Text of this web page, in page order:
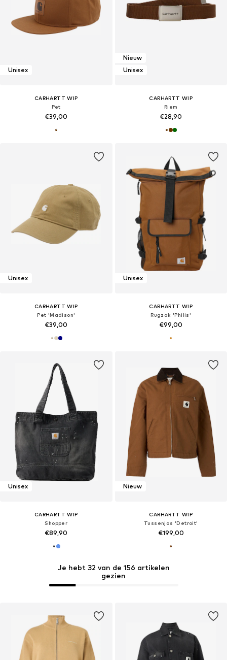
Unisex
CARHARTT WIP
Pet
€39,00
Nieuw
Unisex
CARHARTT WIP
Riem
€28,90
Je hebt 32 van de 156 artikelen
gezien
Unisex
CARHARTT WIP
Pet 'Madison'
€39,00
Unisex
CARHARTT WIP
Rugzak 'Philis'
€99,00
Unisex
CARHARTT WIP
Shopper
€89,90
Nieuw
CARHARTT WIP
Tussenjas 'Detroit'
€199,00